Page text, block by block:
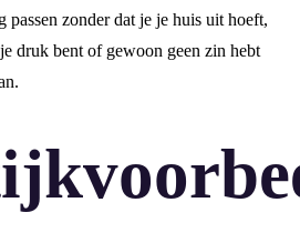
passen zonder dat je je huis uit hoeft,
druk bent of gewoon geen zin hebt